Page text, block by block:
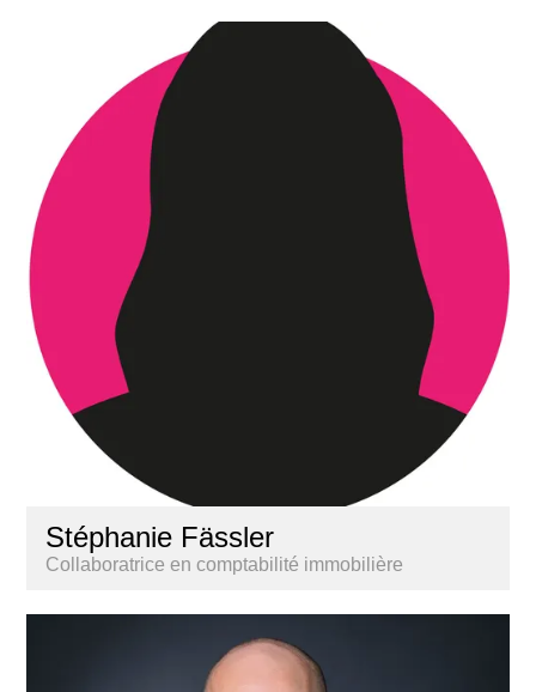
Stéphanie Fässler
Collaboratrice en comptabilité immobilière